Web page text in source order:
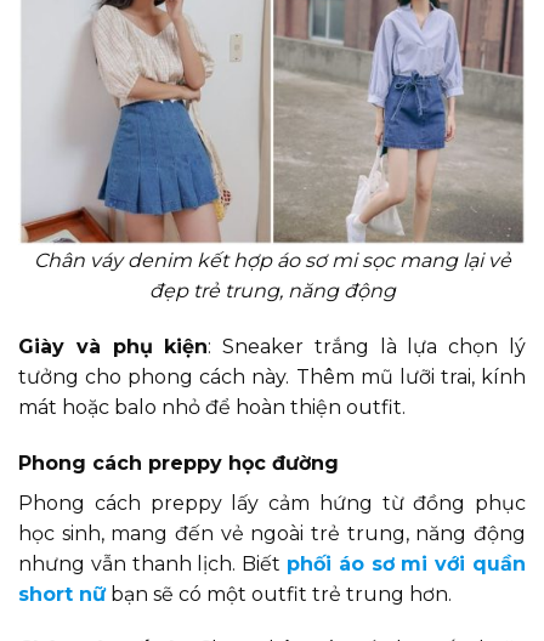
Chân váy denim kết hợp áo sơ mi sọc mang lại vẻ
đẹp trẻ trung, năng động
Giày và phụ kiện: Sneaker trắng là lựa chọn lý
tưởng cho phong cách này. Thêm mũ lưỡi trai, kính
mát hoặc balo nhỏ để hoàn thiện outfit.
Phong cách preppy học đường
Phong cách preppy lấy cảm hứng từ đồng phục
học sinh, mang đến vẻ ngoài trẻ trung, năng động
nhưng vẫn thanh lịch. Biết phối áo sơ mi với quần
short nữbạn sẽ có một outfit trẻ trung hơn.